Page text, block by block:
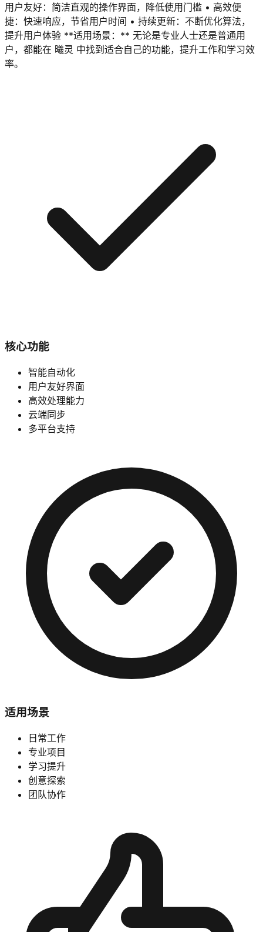
用户友好：简洁直观的操作界面，降低使用门槛 • 高效便
捷：快速响应，节省用户时间 • 持续更新：不断优化算法，
提升用户体验 **适用场景：** 无论是专业人士还是普通用
户，都能在 曦灵 中找到适合自己的功能，提升工作和学习效
率。
核心功能
智能自动化
用户友好界面
高效处理能力
云端同步
多平台支持
适用场景
日常工作
专业项目
学习提升
创意探索
团队协作